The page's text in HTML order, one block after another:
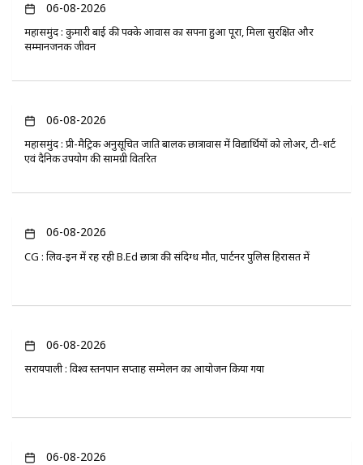
06-08-2026
महासमुंद : कुमारी बाई की पक्के आवास का सपना हुआ पूरा, मिला सुरक्षित और
सम्मानजनक जीवन
06-08-2026
महासमुंद : प्री-मैट्रिक अनुसूचित जाति बालक छात्रावास में विद्यार्थियों को लोअर, टी-शर्ट
एवं दैनिक उपयोग की सामग्री वितरित
06-08-2026
CG : लिव-इन में रह रही B.Ed छात्रा की संदिग्ध मौत, पार्टनर पुलिस हिरासत में
06-08-2026
सरायपाली : विश्व स्तनपान सप्ताह सम्मेलन का आयोजन किया गया
06-08-2026